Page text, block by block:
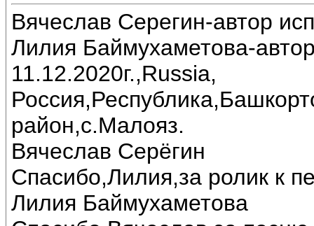
Вячеслав Серегин-автор
Лилия Баймухаметова-
11.12.2020г.,Russia,
район,с.Малояз.
Вячеслав Серёгин
Спасибо,Лилия,за ролик к
Лилия Баймухаметова